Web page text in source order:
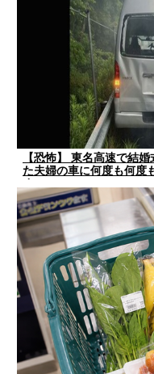
【恐怖】 東名高速で結
た夫婦の車に何度も何度